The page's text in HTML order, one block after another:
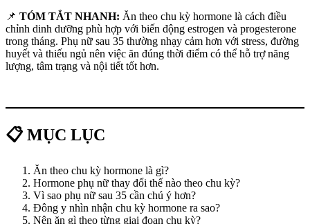
📌 TÓM TẮT NHANH: Ăn theo chu kỳ hormone là cách điều
chỉnh dinh dưỡng phù hợp với biến động estrogen và progesterone
trong tháng. Phụ nữ sau 35 thường nhạy cảm hơn với stress, đường
huyết và thiếu ngủ nên việc ăn đúng thời điểm có thể hỗ trợ năng
lượng, tâm trạng và nội tiết tốt hơn.
📋 MỤC LỤC
Ăn theo chu kỳ hormone là gì?
Hormone phụ nữ thay đổi thế nào theo chu kỳ?
Vì sao phụ nữ sau 35 cần chú ý hơn?
Đông y nhìn nhận chu kỳ hormone ra sao?
Nên ăn gì theo từng giai đoạn chu kỳ?